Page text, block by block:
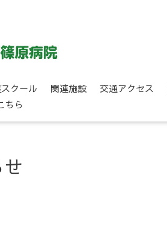
クール 関連施設 交通アクセス
ちら